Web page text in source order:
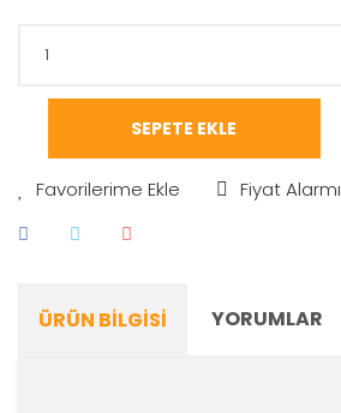
SEPETE EKLE
Fiyat Alarmı
ÜRÜN BILGISI YORUMLAR